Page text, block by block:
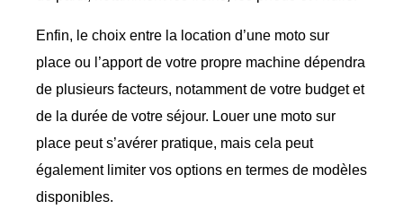
Enfin, le choix entre la location d’une moto sur
place ou l’apport de votre propre machine dépendra
de plusieurs facteurs, notamment de votre budget et
de la durée de votre séjour. Louer une moto sur
place peut s’avérer pratique, mais cela peut
également limiter vos options en termes de modèles
disponibles.